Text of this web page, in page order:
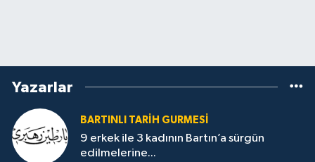
Yazarlar
BARTINLI TARIH GURMESI
9 erkek ile 3 kadının Bartın’a sürgün
edilmelerine...